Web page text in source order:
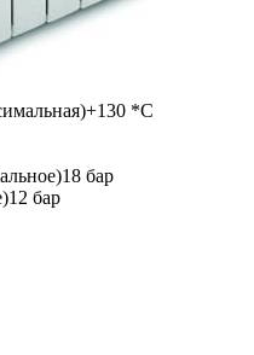
+130 *C
18 бар
12 бар